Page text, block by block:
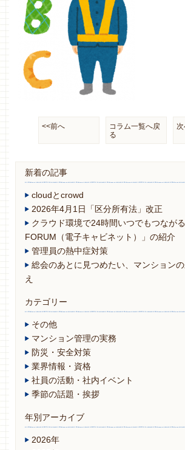
<<前へ
コラム一覧へ戻
る
新着の記事
cloudとcrowd
2026年4月1日「区分所有法」改正
クラウド環境で24時間いつでもつなが
FORUM（電子キャビネット）」の紹介
管理員の熱中症対策
総会のあとに見つめたい、マンション
え
カテゴリー
その他
マンション管理の実務
防災・安全対策
業界情報・資格
社員の活動・社内イベント
季節の話題・挨拶
年別アーカイブ
2026年